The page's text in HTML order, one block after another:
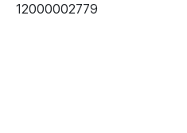
12000002779